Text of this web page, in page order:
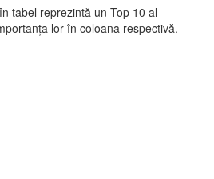
tabel reprezintă un Top 10 al
lor în coloana respectivă.